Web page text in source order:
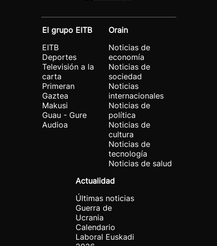
El grupo EITB
EITB
Deportes
Televisión a la
carta
Primeran
Gaztea
Makusi
Guau - Gure
Audioa
Orain
Noticias de
economía
Noticias de
sociedad
Noticias
internacionales
Noticias de
política
Noticias de
cultura
Noticias de
tecnología
Noticias de salud
Actualidad
Últimas noticias
Guerra de
Ucrania
Calendario
Laboral Euskadi